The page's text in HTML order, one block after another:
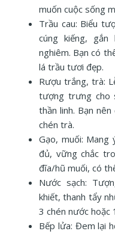
muốn cuộc sống
Trầu cau: Biểu
cúng kiếng,
nghiêm. Bạn có
lá trầu tươi đẹp.
Rượu trắng, trà:
tượng trưng cho
thần linh. Bạn
chén trà.
Gạo, muối:
đủ, vững chắc
đĩa/hũ muối, có
Nước sạch:
khiết, thanh tẩy
3 chén nước hoặc
Bếp lửa: Đem lại